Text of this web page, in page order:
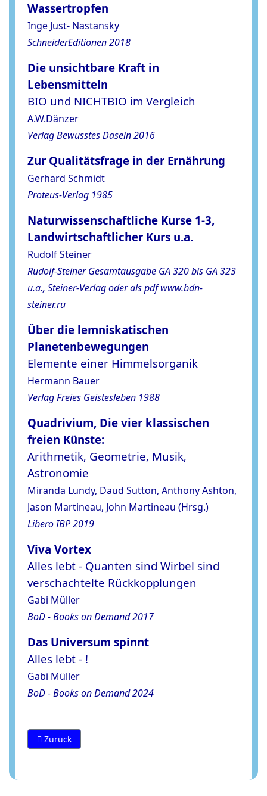
Wassertropfen
Inge Just- Nastansky
SchneiderEditionen 2018
Die unsichtbare Kraft in
Lebensmitteln
BIO und NICHTBIO im Vergleich
A.W.Dänzer
Verlag Bewusstes Dasein 2016
Zur Qualitätsfrage in der Ernährung
Gerhard Schmidt
Proteus-Verlag 1985
Naturwissenschaftliche Kurse 1-3,
Landwirtschaftlicher Kurs u.a.
Rudolf Steiner
Rudolf-Steiner Gesamtausgabe GA 320 bis GA 323
u.a., Steiner-Verlag oder als pdf www.bdn-
steiner.ru
Über die lemniskatischen
Planetenbewegungen
Elemente einer Himmelsorganik
Hermann Bauer
Verlag Freies Geistesleben 1988
Quadrivium, Die vier klassischen
freien Künste:
Arithmetik, Geometrie, Musik,
Astronomie
Miranda Lundy, Daud Sutton, Anthony Ashton,
Jason Martineau, John Martineau (Hrsg.)
Libero IBP 2019
Viva Vortex
Alles lebt - Quanten sind Wirbel sind
verschachtelte Rückkopplungen
Gabi Müller
BoD - Books on Demand 2017
Das Universum spinnt
Alles lebt - !
Gabi Müller
BoD - Books on Demand 2024
Vorheriger Beitrag: Umstülpungsprozess im Bormia-
Zurück